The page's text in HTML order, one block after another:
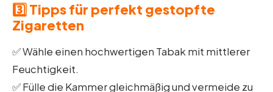
3️⃣ Tipps für perfekt gestopfte
Zigaretten
✅ Wähle einen hochwertigen Tabak mit mittlerer
Feuchtigkeit.
✅ Fülle die Kammer gleichmäßig und vermeide zu